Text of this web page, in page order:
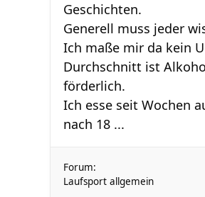
Geschichten.
Generell muss jeder
Ich maße mir da kein
Durchschnitt ist
förderlich.
Ich esse seit Wochen
nach 18 ...
Forum:
Laufsport allgemein